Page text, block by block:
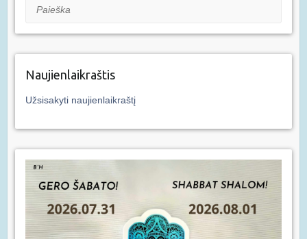
Paieška
Naujienlaikraštis
Užsisakyti naujienlaikraštį